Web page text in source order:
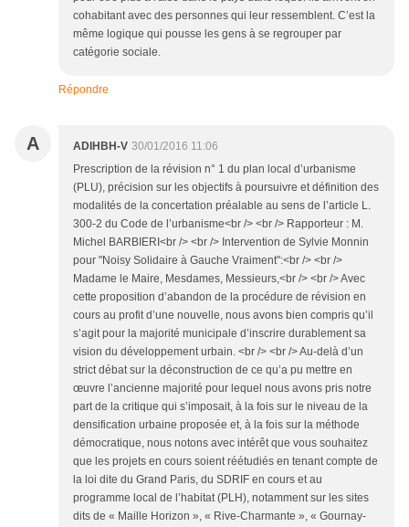
cohabitant avec des personnes qui leur ressemblent. C’est la
même logique qui pousse les gens à se regrouper par
catégorie sociale.
Répondre
A ADIHBH-V 30/01/2016 11:06
Prescription de la révision n° 1 du plan local d’urbanisme
(PLU), précision sur les objectifs à poursuivre et définition des
modalités de la concertation préalable au sens de l’article L.
300-2 du Code de l’urbanisme<br /> <br /> Rapporteur : M.
Michel BARBIERI<br /> <br /> Intervention de Sylvie Monnin
pour "Noisy Solidaire à Gauche Vraiment":<br /> <br />
Madame le Maire, Mesdames, Messieurs,<br /> <br /> Avec
cette proposition d’abandon de la procédure de révision en
cours au profit d’une nouvelle, nous avons bien compris qu’il
s’agit pour la majorité municipale d’inscrire durablement sa
vision du développement urbain. <br /> <br /> Au-delà d’un
strict débat sur la déconstruction de ce qu’a pu mettre en
œuvre l’ancienne majorité pour lequel nous avons pris notre
part de la critique qui s’imposait, à la fois sur le niveau de la
densification urbaine proposée et, à la fois sur la méthode
démocratique, nous notons avec intérêt que vous souhaitez
que les projets en cours soient réétudiés en tenant compte de
la loi dite du Grand Paris, du SDRIF en cours et au
programme local de l’habitat (PLH), notamment sur les sites
dits de « Maille Horizon », « Rive-Charmante », « Gournay-